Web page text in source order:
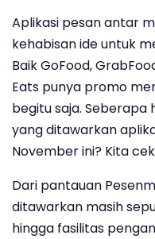
Aplikasi pesan antar
kehabisan ide untuk
Baik GoFood,
Eats punya promo
begitu saja.
yang ditawarkan
November ini? Kita
Dari pantauan
ditawarkan masih
hingga fasilitas